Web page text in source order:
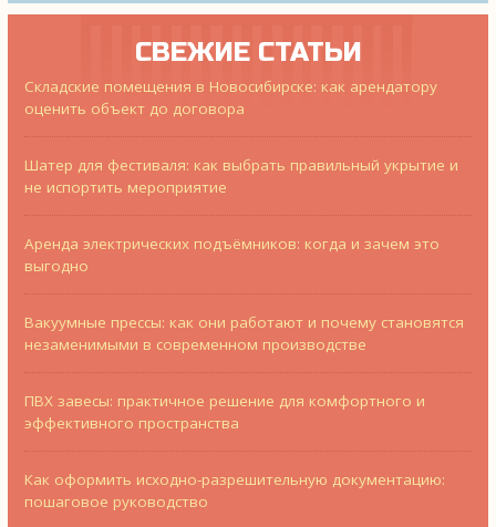
СВЕЖИЕ СТАТЬИ
Складские помещения в Новосибирске: как арендатору
оценить объект до договора
Шатер для фестиваля: как выбрать правильный укрытие и
не испортить мероприятие
Аренда электрических подъёмников: когда и зачем это
выгодно
Вакуумные прессы: как они работают и почему становятся
незаменимыми в современном производстве
ПВХ завесы: практичное решение для комфортного и
эффективного пространства
Как оформить исходно-разрешительную документацию:
пошаговое руководство